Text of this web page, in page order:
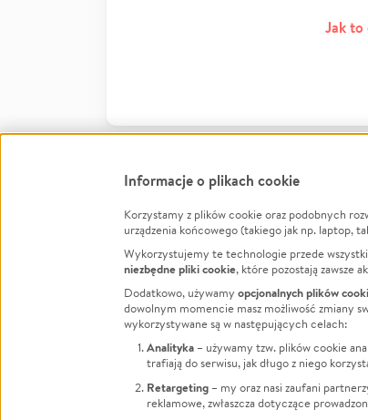
Jak to
FacebookTwitter Instagram
LinkedInTikTok Youtube
Informacje o plikach cookie
Korzystamy z plików cookie oraz podobnych
urządzenia końcowego (takiego jak np. laptop,
Wykorzystujemy te technologie przede
niezbędne pliki cookie, które pozostają zawsze
Dodatkowo, używamy opcjonalnych plików
dowolnym momencie masz możliwość zmiany
wykorzystywane są w następujących celach:
Analityka – używamy tzw. plików cookie
trafiają do serwisu, jak długo z niego
Retargeting – my oraz nasi zaufani
reklamowe, zwłaszcza dotyczące